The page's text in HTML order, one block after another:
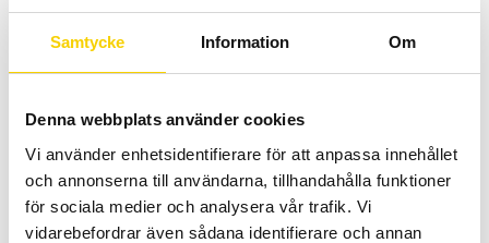
Samtycke Information Om
Denna webbplats använder cookies
Vi använder enhetsidentifierare för att anpassa innehållet
och annonserna till användarna, tillhandahålla funktioner
för sociala medier och analysera vår trafik. Vi
vidarebefordrar även sådana identifierare och annan
Quantity
+
-
BUY
Certifierad cykelservice & Shimano Service Center
Allt inom cykel på ett ställe
Kunnig personal och hög kundnöjdhet